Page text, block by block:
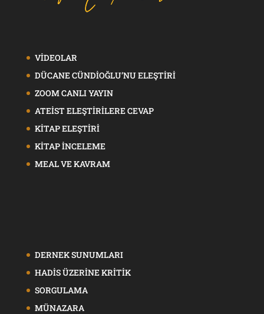
VİDEOLAR
DÜCANE CÜNDİOĞLU’NU ELEŞTİRİ
ZOOM CANLI YAYIN
ATEİST ELEŞTİRİLERE CEVAP
KİTAP ELEŞTİRİ
KİTAP İNCELEME
MEAL VE KAVRAM
DERNEK SUNUMLARI
HADİS ÜZERİNE KRİTİK
SORGULAMA
MÜNAZARA